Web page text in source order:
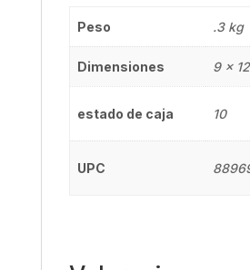
Peso .3 kg
Dimensiones 9 ×
estado de caja 10
UPC